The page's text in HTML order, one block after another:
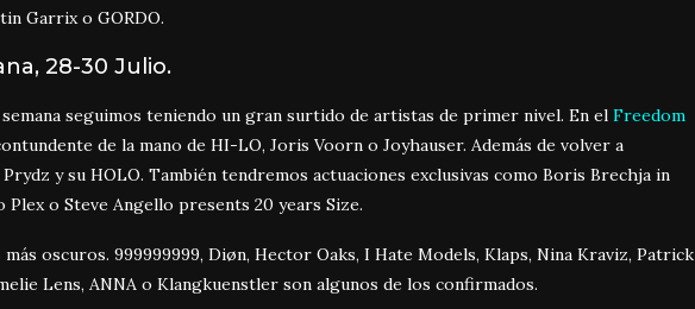
Garrix o GORDO.
28-30 Julio.
seguimos teniendo un gran surtido de artistas de primer nivel. En el Freedom
de la mano de HI-LO, Joris Voorn o Joyhauser. Además de volver a
y su HOLO. También tendremos actuaciones exclusivas como Boris Brechja in
Plex o Steve Angello presents 20 years Size.
oscuros. 999999999, Diøn, Hector Oaks, I Hate Models, Klaps, Nina Kraviz, Patrick
Lens, ANNA o Klangkuenstler son algunos de los confirmados.